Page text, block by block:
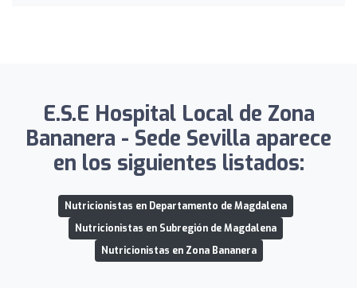
E.S.E Hospital Local de Zona
Bananera - Sede Sevilla aparece
en los siguientes listados:
Nutricionistas en Departamento de Magdalena
Nutricionistas en Subregión de Magdalena
Nutricionistas en Zona Bananera